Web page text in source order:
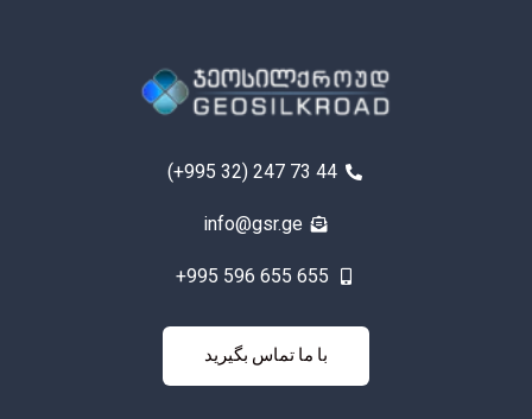
(+995 32) 247 73 44
info@gsr.ge
+995 596 655 655
با ما تماس بگیرید